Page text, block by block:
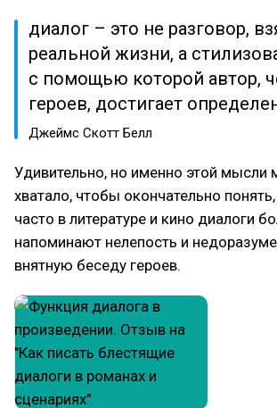
диалог – это не разговор,
реальной жизни, а
с помощью которой автор,
героев, достигает
Джеймс Скотт Белл
Удивительно, но именно этой мысли
хватало, чтобы окончательно
часто в литературе и кино диалоги
напоминают нелепость и
внятную беседу героев.